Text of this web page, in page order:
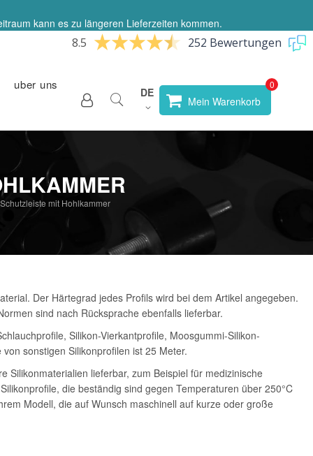
kann es zu längeren Lieferzeiten kommen.
8.5 252 Bewertungen
uber uns
Store
wählen
Sprache
DE
Mein Warenkorb
mit Hohlkammer
Der Härtegrad jedes Profils wird bei dem Artikel angegeben.
sind nach Rücksprache ebenfalls lieferbar.
Silikon-Vierkantprofile, Moosgummi-Silikon-
sonstigen Silikonprofilen ist 25 Meter.
Silikonmaterialien lieferbar, zum Beispiel für medizinische
die beständig sind gegen Temperaturen über 250°C
Modell, die auf Wunsch maschinell auf kurze oder große